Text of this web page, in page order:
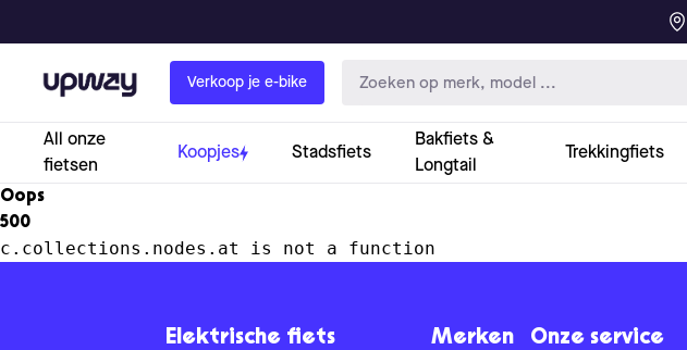
Upway Verkoop je e-bike
All onze
fietsen
Koopjes Stadsfiets
Bakfiets &
Longtail
Trekkingfiets
Oops
500
c.collections.nodes.at is not a function
Elektrische fiets
Merken Onze service